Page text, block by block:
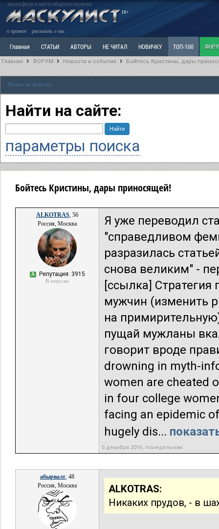
маносфера и место общения мужчин
18+
о проекте рассказать о нас
Главная СТАТЬИ АВТОРЫ НЕ ЧИТАЛ НОВИЧКУ ТОП-100
Ветка: Наболевшее. Выскажись!
РАЗДЕЛ: Разное
Главная ФОРУМ Новости и события Бойтесь Кристины, дары
Поиск по форуму
Найти на сайте:
параметры поиска
Бойтесь Кристины, дары приносящей!
ALKOTRAS, 56
Россия, Москва
А Репутация: 3915
В отпуске
Я уже переводил
"справедливом
разразилась
снова великим" -
[ссылка]
мужчин (изменить
на
пущай мужланы
говорит вроде
drowning in myth-
women are cheated
in four college
facing an epidemic
hugely dis...
5 декабря 2016, понедельник
абырвалг, 48
Россия, Москва
ALKOTRAS:
Никаких прудов, - в